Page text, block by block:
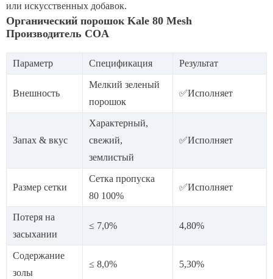
или искусственных добавок.
Органический порошок Kale 80 Mesh
Производитель COA
Параметр Спецификация Результат
Внешность
Мелкий зеленый
порошок
✅Исполняет
Запах & вкус
Характерный,
свежий,
землистый
✅Исполняет
Размер сетки
Сетка пропуска
80 100%
✅Исполняет
Потеря на
засыхании
≤ 7,0% 4,80%
Содержание
золы
≤ 8,0% 5,30%